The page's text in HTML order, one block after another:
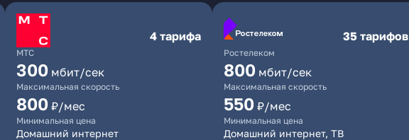
МТС
4 тарифа
300 мбит/сек
Максимальная скорость
800 ₽/мес
Минимальная цена
Домашний интернет
Ростелеком
35 тарифов
800 мбит/сек
Максимальная скорость
550 ₽/мес
Минимальная цена
Домашний интернет, ТВ